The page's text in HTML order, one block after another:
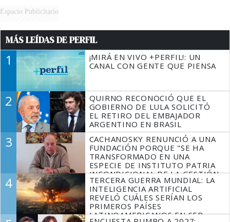
Espacio Publicitario
MÁS LEÍDAS DE PERFIL
1
¡MIRÁ EN VIVO +PERFIL!: UN
CANAL CON GENTE QUE PIENSA
2
QUIRNO RECONOCIÓ QUE EL
GOBIERNO DE LULA SOLICITÓ
EL RETIRO DEL EMBAJADOR
ARGENTINO EN BRASIL
3
CACHANOSKY RENUNCIÓ A UNA
FUNDACIÓN PORQUE "SE HA
TRANSFORMADO EN UNA
ESPECIE DE INSTITUTO PATRIA
INCONDICIONAL DE LA GESTIÓN
DE MILEI"
4
TERCERA GUERRA MUNDIAL: LA
INTELIGENCIA ARTIFICIAL
REVELÓ CUÁLES SERÍAN LOS
PRIMEROS PAÍSES
LATINOAMERICANOS EN SER